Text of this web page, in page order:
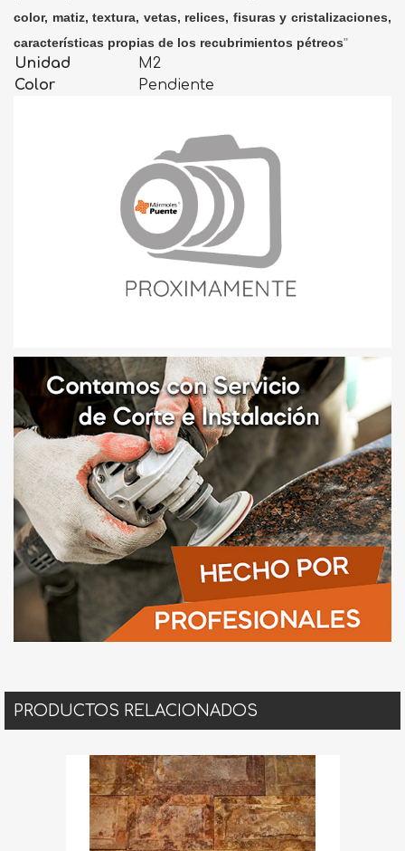
color, matiz, textura, vetas, relices, fisuras y cristalizaciones,
características propias de los recubrimientos pétreos"
Unidad
M2
Color
Pendiente
PRODUCTOS RELACIONADOS